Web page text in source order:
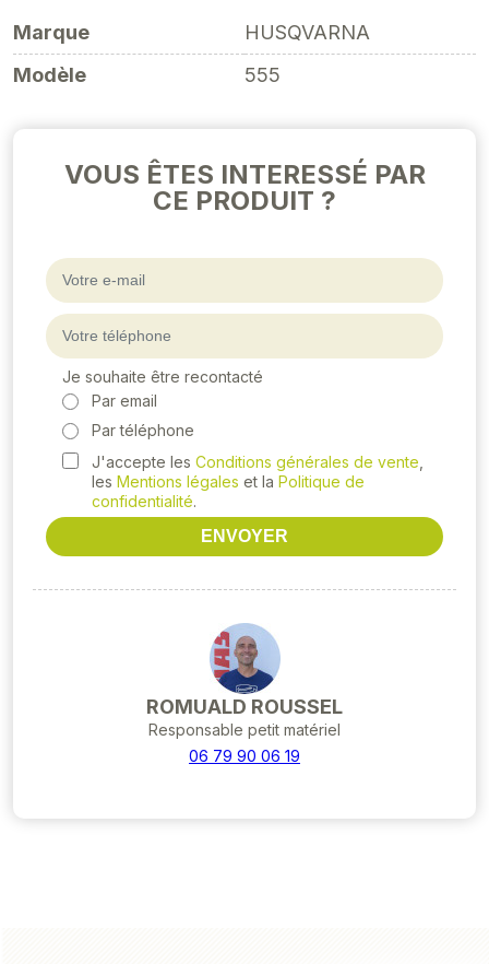
Marque
HUSQVARNA
Modèle
555
VOUS ÊTES INTERESSÉ PAR
CE PRODUIT ?
Je souhaite être recontacté
Par email
Par téléphone
J'accepte les Conditions générales de vente
les Mentions légales et la Politique de
confidentialité.
ENVOYER
ROMUALD ROUSSEL
Responsable petit matériel
06 79 90 06 19